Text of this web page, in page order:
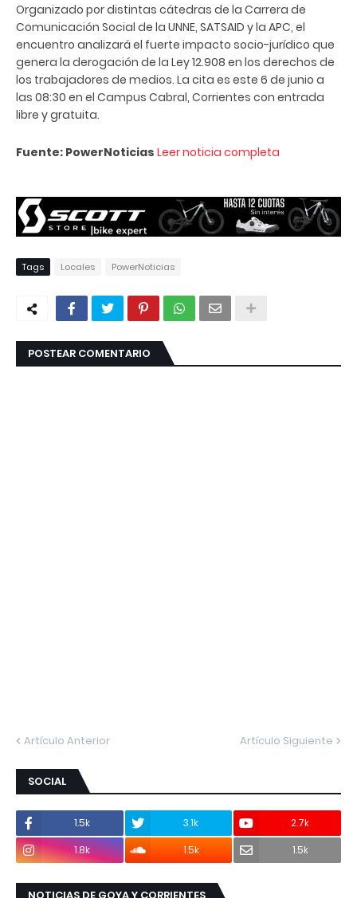
Organizado por distintas cátedras de la Carrera de
Comunicación Social de la UNNE, SATSAID y la APC, el
encuentro analizará el fuerte impacto socio-jurídico que
genera la derogación de la Ley 12.908 en los derechos de
los trabajadores de medios. La cita es este 6 de junio a
las 08:30 en el Campus Cabral, Corrientes con entrada
libre y gratuita.
Fuente: PowerNoticias Leer noticia completa
Tags Locales PowerNoticias
POSTEAR COMENTARIO
Artículo Anterior Artículo Siguiente
SOCIAL
1.5k 3.1k
2.7k
1.8k
1.5k 1.5k